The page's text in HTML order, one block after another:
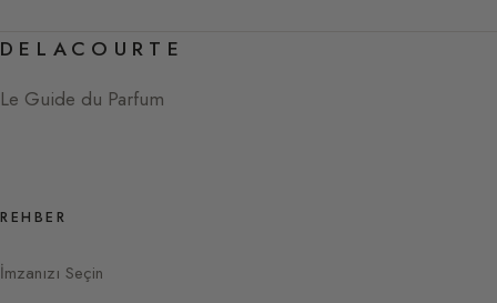
DELACOURTE
Le Guide du Parfum
REHBER
İmzanızı Seçin